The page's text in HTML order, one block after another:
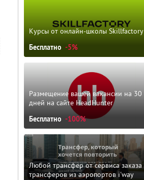
Курсы от онлайн-школы Skillfactory
Бесплатно -5%
Размещение вашей вакансии на 30
дней на сайте HeadHunter
Бесплатно -100%
Любой трансфер от сервиса заказа
трансферов из аэропортов i'way